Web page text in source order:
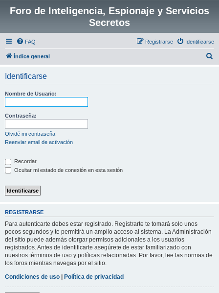
Foro de Inteligencia, Espionaje y Servicios
Secretos
FAQ Identificarse
Registrarse
Índice general
Identificarse
Nombre de Usuario:
Contraseña:
Olvidé mi contraseña
Reenviar email de activación
Recordar
Ocultar mi estado de conexión en esta sesión
REGISTRARSE
Para autenticarte debes estar registrado. Registrarte te tomará solo unos
pocos segundos y te permitirá un amplio acceso al sistema. La Administración
del sitio puede además otorgar permisos adicionales a los usuarios
registrados. Antes de identificarte asegúrete de estar familiarizado con
nuestros términos de uso y políticas relacionadas. Por favor, lee las normas de
los foros mientras navegas por el sitio.
Condiciones de uso | Política de privacidad